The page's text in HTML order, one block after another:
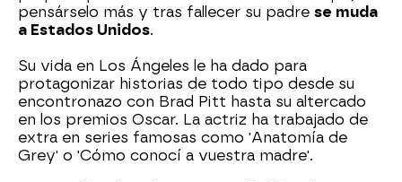
pensárselo más y tras fallecer su padre se muda
a Estados Unidos.
Su vida en Los Ángeles le ha dado para
protagonizar historias de todo tipo desde su
encontronazo con Brad Pitt hasta su altercado
en los premios Oscar. La actriz ha trabajado de
extra en series famosas como 'Anatomía de
Grey' o 'Cómo conocí a vuestra madre'.